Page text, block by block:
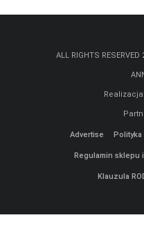
ALL RIGHTS
Realizacja:
Advertise
Regulamin sklepu
Klauzula